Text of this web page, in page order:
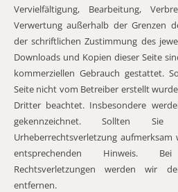
Vervielfältigung, Bearbeitung,
Verwertung außerhalb der Grenzen
der schriftlichen Zustimmung des
Downloads und Kopien dieser Seite
kommerziellen Gebrauch gestattet.
Seite nicht vom Betreiber erstellt
Dritter beachtet. Insbesondere
gekennzeichnet. Sollten
Urheberrechtsverletzung
entsprechenden Hinweis.
Rechtsverletzungen werden wir
entfernen.